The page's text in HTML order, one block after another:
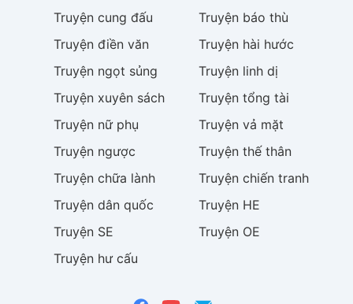
Truyện cung đấu Truyện báo thù
Truyện điền văn Truyện hài hước
Truyện ngọt sủng Truyện linh dị
Truyện xuyên sách Truyện tổng tài
Truyện nữ phụ Truyện vả mặt
Truyện ngược Truyện thế thân
Truyện chữa lành Truyện chiến tranh
Truyện dân quốc Truyện HE
Truyện SE Truyện OE
Truyện hư cấu